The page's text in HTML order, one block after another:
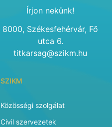
Írjon nekünk!
8000, Székesfehérvár, Fő
utca 6.
titkarsag@szikm.hu
SZIKM
Közösségi szolgálat
Civil szervezetek